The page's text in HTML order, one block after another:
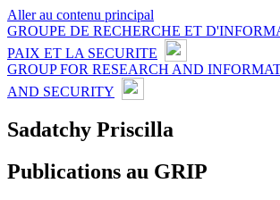
Aller au contenu principal
GROUPE DE RECHERCHE ET
PAIX ET LA SECURITE
GROUP FOR RESEARCH AND
AND SECURITY
Sadatchy Priscilla
Publications au GRIP